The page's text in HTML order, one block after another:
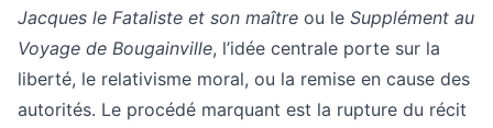
Jacques le Fataliste et son maître ou le Supplément au
Voyage de Bougainville, l’idée centrale porte sur la
liberté, le relativisme moral, ou la remise en cause des
autorités. Le procédé marquant est la rupture du récit